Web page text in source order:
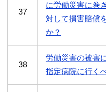
37
に労働災害に巻
対して損害賠償
か？
38
労働災害の被害
指定病院に行く